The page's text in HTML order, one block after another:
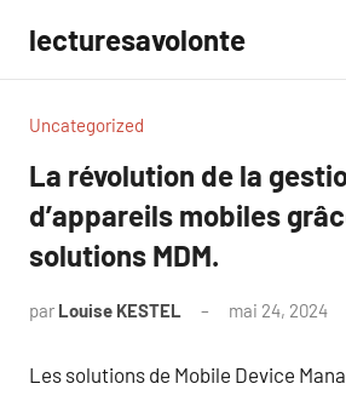
contenu
lecturesavolonte
Uncategorized
La révolution de la
d’appareils mobiles
solutions MDM.
par Louise KESTEL mai 24, 2024
Les solutions de Mobile Device